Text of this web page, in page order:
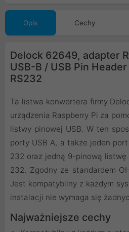
Opis Cechy
Delock 62649, adapter
USB-B / USB Pin
RS232
Ta listwa konwertera firmy
urządzenia Raspberry Pi za
listwy pinowej USB. W ten
porty USB A, a także jeden
232 oraz jedną 9-pinową
232. Zgodny ze standardem
Jest kompatybilny z każdym
instalacji nie wymaga się
Najważniejsze cechy